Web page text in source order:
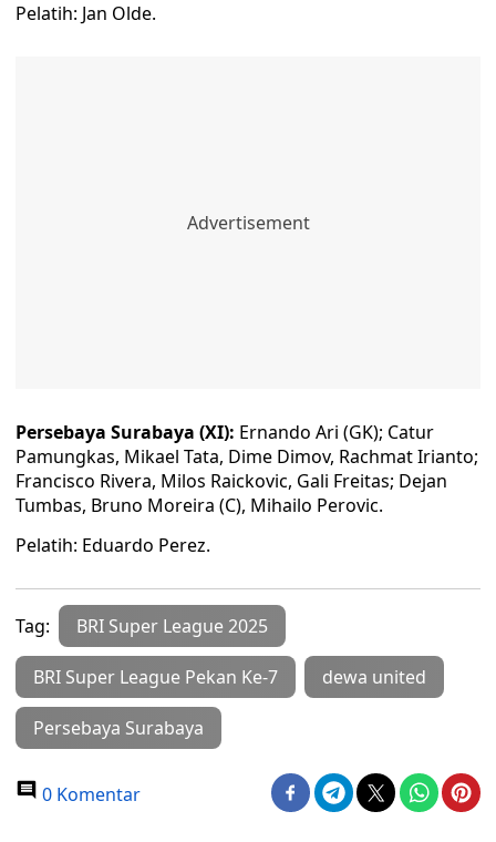
Pelatih: Jan Olde.
Persebaya Surabaya (XI): Ernando Ari (GK); Catur
Pamungkas, Mikael Tata, Dime Dimov, Rachmat Irianto;
Francisco Rivera, Milos Raickovic, Gali Freitas; Dejan
Tumbas, Bruno Moreira (C), Mihailo Perovic.
Pelatih: Eduardo Perez.
Tag: BRI Super League 2025
BRI Super League Pekan Ke-7 dewa united
Persebaya Surabaya
0 Komentar